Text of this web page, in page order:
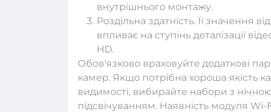
внутрішнього монтажу.
Роздільна здатність. Її значення
впливає на ступінь деталізації
HD.
Обов'язково враховуйте додаткові
камер. Якщо потрібна хороша якість
видимості, вибирайте набори з
підсвічуванням. Наявність модуля